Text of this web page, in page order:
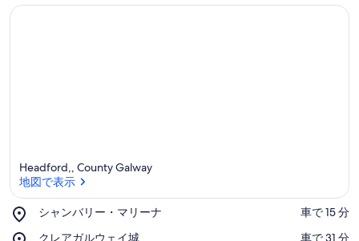
ャ
Headford,, County Galway
地図で表示
シャンバリー・マリーナ
Place,
‪車で 15 分‬
クレアガルウェイ城
Place,
‪車で 31 分‬